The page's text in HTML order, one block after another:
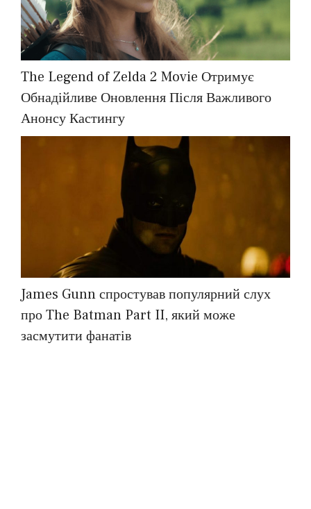
The Legend of Zelda 2 Movie Отримує
Обнадійливе Оновлення Після Важливого
Анонсу Кастингу
James Gunn спростував популярний слух
про The Batman Part II, який може
засмутити фанатів